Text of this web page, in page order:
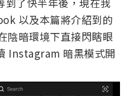
以及本篇將介紹到的
陰暗環境下直接閃瞎眼
Instagram 暗黑模式開